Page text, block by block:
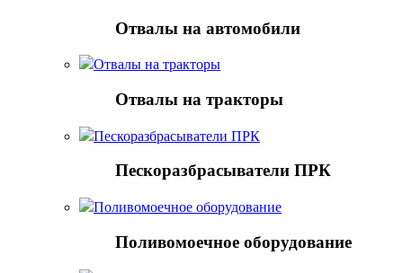
Отвалы на автомобили
Отвалы на тракторы
Отвалы на тракторы
Пескоразбрасыватели ПРК
Пескоразбрасыватели ПРК
Поливомоечное оборудование
Поливомоечное оборудование